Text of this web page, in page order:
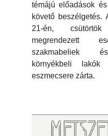
témájú előadások
követő beszélgetés.
21-én,
megrendezett
szakmabeliek
környékbeli lakók
eszmecsere zárta.